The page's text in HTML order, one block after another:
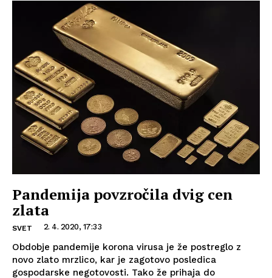
Pandemija povzročila dvig cen
zlata
SVET 2. 4. 2020, 17:33
Obdobje pandemije korona virusa je že postreglo z
novo zlato mrzlico, kar je zagotovo posledica
gospodarske negotovosti. Tako že prihaja do